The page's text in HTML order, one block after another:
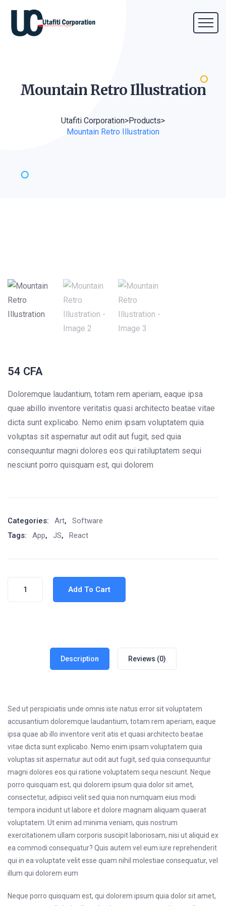
Mountain RetroIllustration
Utafiti Corporation>Products>
Mountain Retro Illustration
54 CFA
Doloremque laudantium, totam rem aperiam, eaque ipsa
quae abillo inventore veritatis quasi architecto beatae vitae
dicta sunt explicabo. Nemo enim ipsam voluptatem quia
voluptas sit aspernatur aut odit aut fugit, sed quia
consequuntur magni dolores eos qui ratiluptatem sequi
nesciunt porro quisquam est, qui dolorem
Categories: Art,
Software
Tags:
App, JS, React
Add To Cart
Description Reviews (0)
Sed ut perspiciatis unde omnis iste natus error sit voluptatem
accusantium doloremque laudantium, totam rem aperiam, eaque
ipsa quae ab illo inventore verit atis et quasi architecto beatae
vitae dicta sunt explicabo. Nemo enim ipsam voluptatem quia
voluptas sit aspernatur aut odit aut fugit, sed quia consequuntur
magni dolores eos qui ratione voluptatem sequi nesciunt. Neque
porro quisquam est, qui dolorem ipsum quia dolor sit amet,
consectetur, adipisci velit sed quia non numquam eius modi
tempora incidunt ut labore et dolore magnam aliquam quaerat
voluptatem. Ut enim ad minima veniam, quis nostrum
exercitationem ullam corporis suscipit laboriosam, nisi ut aliquid ex
ea commodi consequatur? Quis autem vel eum iure reprehenderit
qui in ea voluptate velit esse quam nihil molestiae consequatur, vel
illum qui dolorem eum
Neque porro quisquam est, qui dolorem ipsum quia dolor sit amet,